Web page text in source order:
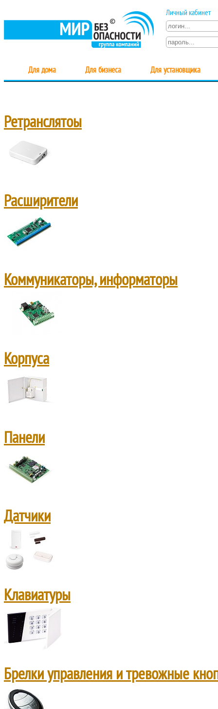
Личный кабинет
Для дома Для бизнеса Для установщика
Ретранслятоы
Расширители
Коммуникаторы, информаторы
Корпуса
Панели
Датчики
Клавиатуры
Брелки управления и тревожные